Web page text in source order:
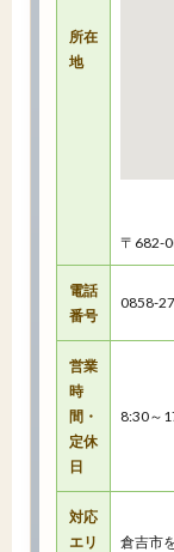
所在
地
〒682-
電話
番号
0858-
営業
時
間・
定休
日
8:30～
対応
エリ
倉吉市